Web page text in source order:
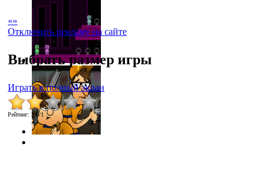
«»
Отключить рекламу на сайте
Выбрать размер игры
Играть в полный экран
Рейтинг: 2.0/1